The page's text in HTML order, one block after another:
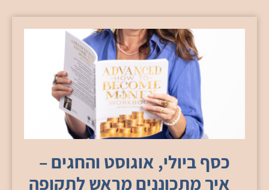
כסף ביולי, אוגוסט והחגים –
איך מתכוננים מראש לתקופה